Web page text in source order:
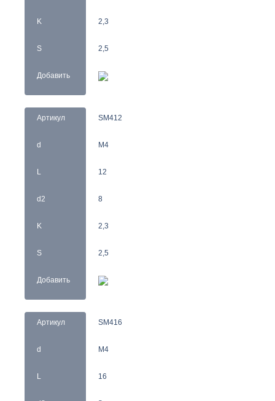
K
S
Добавить
2,3
2,5
Артикул
d
L
d2
K
S
Добавить
SM412
M4
12
8
2,3
2,5
Артикул
d
L
SM416
M4
16